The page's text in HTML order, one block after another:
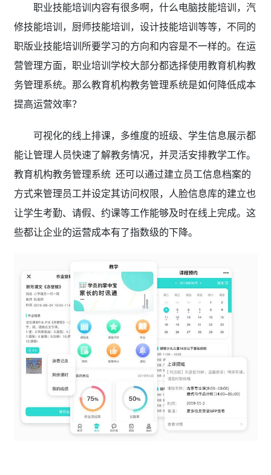
职业技能培训内容有很多啊，什么电脑技能培训，汽
修技能培训，厨师技能培训，设计技能培训等等，不同的
职版业技能培训所要学习的方向和内容是不一样的。在运
营管理方面，职业培训学校大部分都选择使用教育机构教
务管理系统。那么教育机构教务管理系统是如何降低成本
提高运营效率？
可视化的线上排课，多维度的班级、学生信息展示都
能让管理人员快速了解教务情况，并灵活安排教学工作。
教育机构教务管理系统 还可以通过建立员工信息档案的
方式来管理员工并设定其访问权限，人脸信息库的建立也
让学生考勤、请假、约课等工作能够及时在线上完成。这
些都让企业的运营成本有了指数级的下降。